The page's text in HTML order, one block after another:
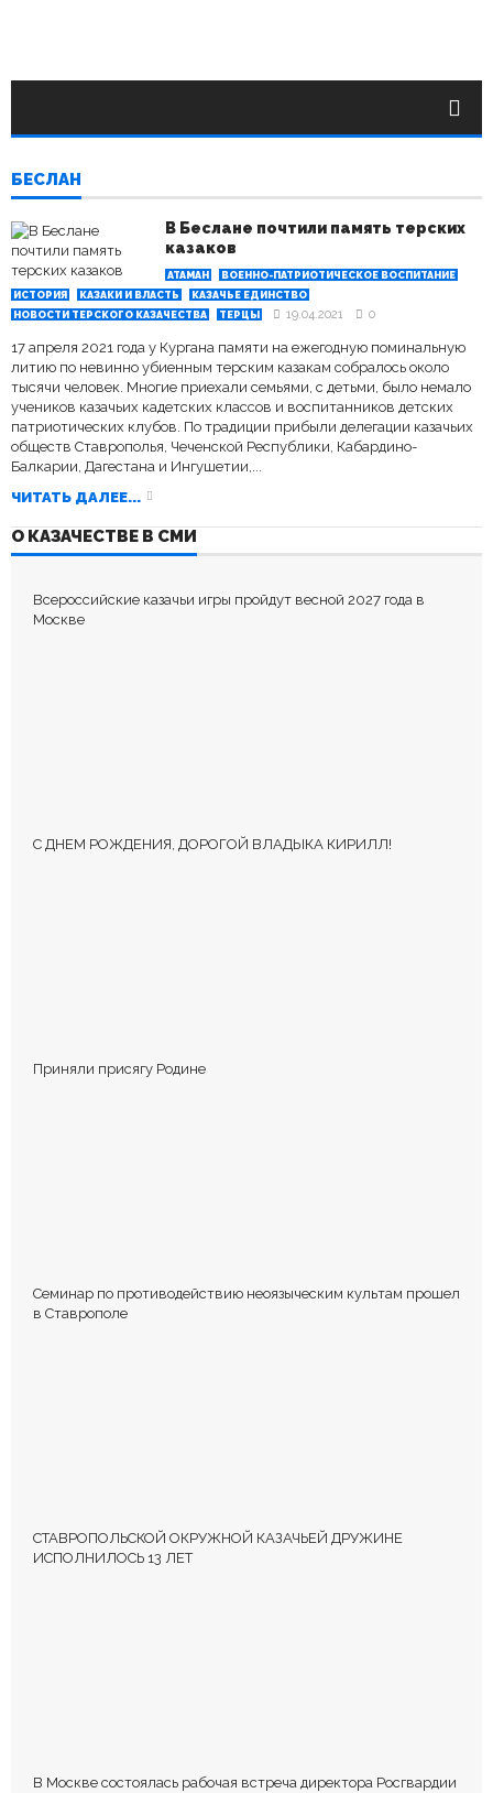
БЕСЛАН
В Беслане почтили память терских
казаков
АТАМАН
ВОЕННО-ПАТРИОТИЧЕСКОЕ ВОСПИТАНИЕ
ИСТОРИЯ
КАЗАКИ И ВЛАСТЬ
КАЗАЧЬЕ ЕДИНСТВО
НОВОСТИ ТЕРСКОГО КАЗАЧЕСТВА
ТЕРЦЫ 19.04.2021 0
17 апреля 2021 года у Кургана памяти на ежегодную поминальную
литию по невинно убиенным терским казакам собралось около
тысячи человек. Многие приехали семьями, с детьми, было немало
учеников казачьих кадетских классов и воспитанников детских
патриотических клубов. По традиции прибыли делегации казачьих
обществ Ставрополья, Чеченской Республики, Кабардино-
Балкарии, Дагестана и Ингушетии,...
ЧИТАТЬ ДАЛЕЕ...
О КАЗАЧЕСТВЕ В СМИ
Всероссийские казачьи игры пройдут весной 2027 года в
Москве
С ДНЕМ РОЖДЕНИЯ, ДОРОГОЙ ВЛАДЫКА КИРИЛЛ!
Приняли присягу Родине
Семинар по противодействию неоязыческим культам прошел
в Ставрополе
СТАВРОПОЛЬСКОЙ ОКРУЖНОЙ КАЗАЧЬЕЙ ДРУЖИНЕ
ИСПОЛНИЛОСЬ 13 ЛЕТ
В Москве состоялась рабочая встреча директора Росгвардии